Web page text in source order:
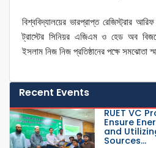
বিশ্ববিদ্যালয়ের ভারপ্রাপ্ত রেজিস্ট্রার
ট্রাস্টের সিনিয়র এজিএম ও হেড অব
ইসলাম নিজ নিজ প্রতিষ্ঠানের পক্ষে সমঝোতা
Recent Events
RUET VC
Ensure
and
Sources...